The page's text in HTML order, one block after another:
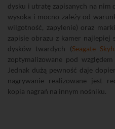
dysku i utratę zapisanych na
wysoka i mocno zależy od
wilgotność, zapylenie) oraz
zapisie obrazu z kamer najlepiej
dysków twardych (Seagate
zoptymalizowane pod
Jednak dużą pewność daje
nagrywanie realizowane jest
kopia nagrań na innym nośniku.